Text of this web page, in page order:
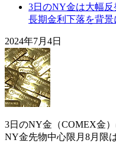
3日のNY金は大幅
長期金利下落を背
2024年7月4日
3日のNY金（COMEX金）
NY金先物中心限月8月限